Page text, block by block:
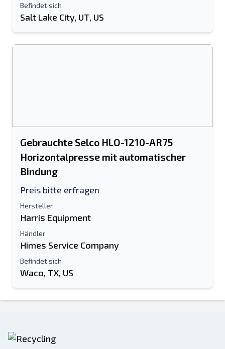
Befindet sich
Salt Lake City, UT, US
Gebrauchte Selco HLO-1210-AR75
Horizontalpresse mit automatischer
Bindung
Preis bitte erfragen
Hersteller
Harris Equipment
Händler
Himes Service Company
Befindet sich
Waco, TX, US